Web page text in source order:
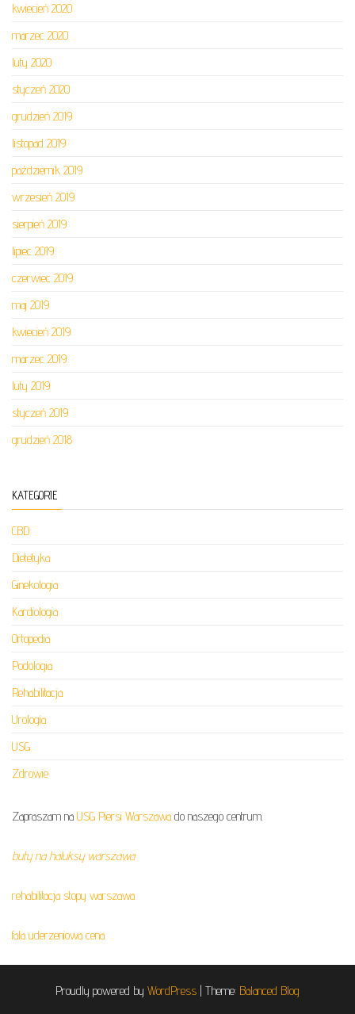
kwiecień 2020
marzec 2020
luty 2020
styczeń 2020
grudzień 2019
listopad 2019
październik 2019
wrzesień 2019
sierpień 2019
lipiec 2019
czerwiec 2019
maj 2019
kwiecień 2019
marzec 2019
luty 2019
styczeń 2019
grudzień 2018
KATEGORIE
CBD
Dietetyka
Ginekologia
Kardiologia
Ortopedia
Podologia
Rehabilitacja
Urologia
USG
Zdrowie
Zapraszam na USG Piersi Warszawa do naszego centrum.
buty na haluksy warszawa
rehabilitacja stopy warszawa
fala uderzeniowa cena
Proudly powered by WordPress Theme: Balanced Blog